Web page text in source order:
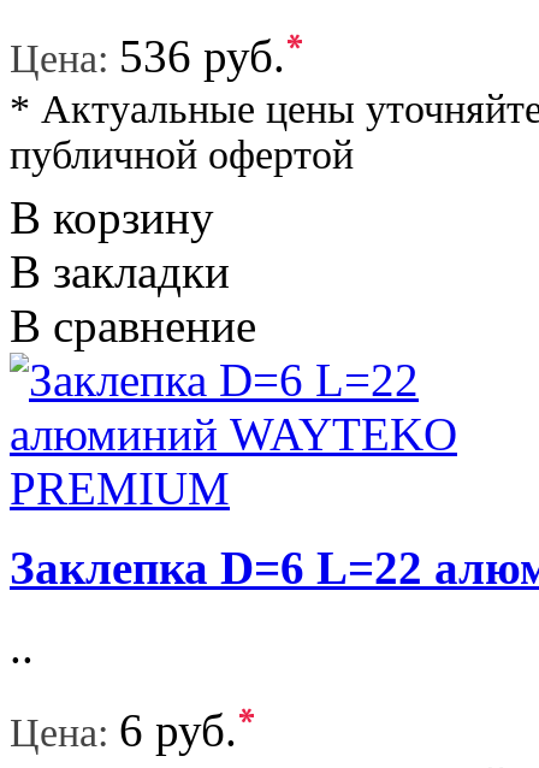
Цена: 536 руб.*
* Актуальные цены
публичной офертой
В корзину
В закладки
В сравнение
Заклепка D=6 L=22
..
Цена: 6 руб.*